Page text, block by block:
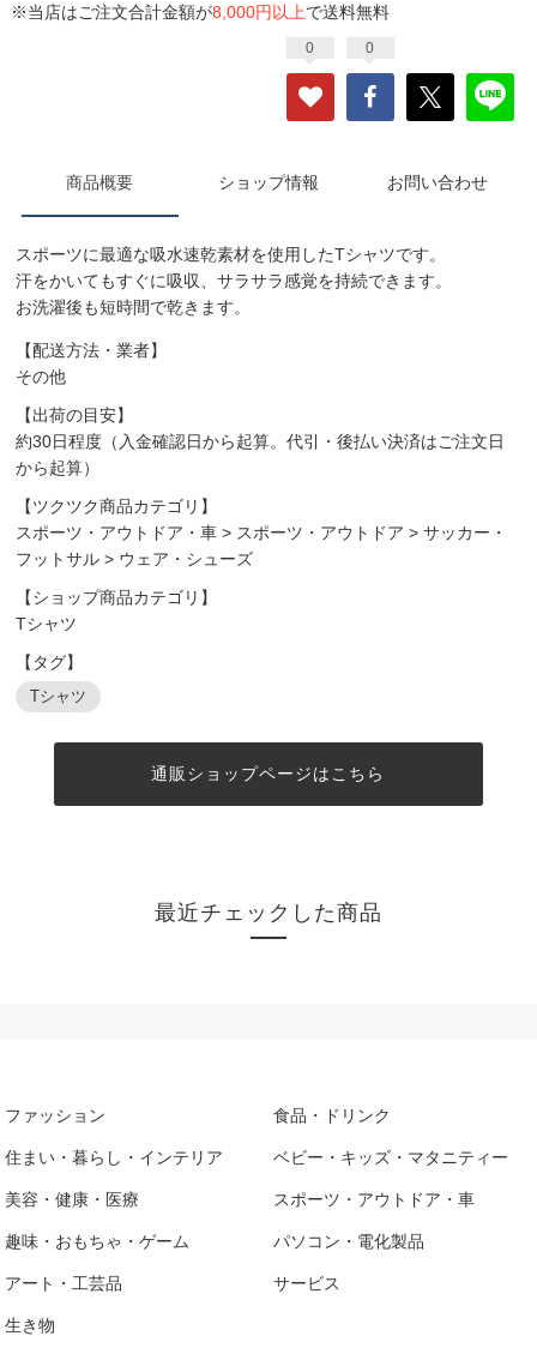
※当店はご注文合計金額が8,000円以上で送料無料
0 0
商品概要 ショップ情報 お問い合わせ
スポーツに最適な吸水速乾素材を使用したTシャツです。
汗をかいてもすぐに吸収、サラサラ感覚を持続できます。
お洗濯後も短時間で乾きます。
【配送方法・業者】
その他
【出荷の目安】
約30日程度（入金確認日から起算。代引・後払い決済はご注文日
から起算）
【ツクツク商品カテゴリ】
スポーツ・アウトドア・車 > スポーツ・アウトドア >サッカー・
フットサル > ウェア・シューズ
【ショップ商品カテゴリ】
Tシャツ
【タグ】
Tシャツ
通販ショップページはこちら
最近チェックした商品
ファッション 食品・ドリンク
住まい・暮らし・インテリア ベビー・キッズ・マタニティー
美容・健康・医療 スポーツ・アウトドア・車
趣味・おもちゃ・ゲーム パソコン・電化製品
アート・工芸品 サービス
生き物